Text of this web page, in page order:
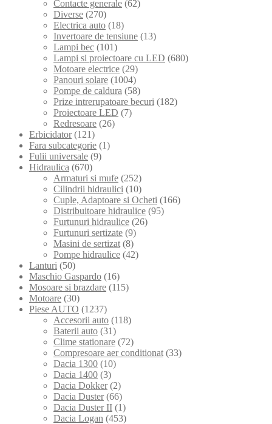
Contacte generale (62)
Diverse (270)
Electrica auto (18)
Invertoare de tensiune (13)
Lampi bec (101)
Lampi si proiectoare cu LED (680)
Motoare electrice (29)
Panouri solare (1004)
Pompe de caldura (58)
Prize intrerupatoare becuri (182)
Proiectoare LED (7)
Redresoare (26)
Erbicidator (121)
Fara subcategorie (1)
Fulii universale (9)
Hidraulica (670)
Armaturi si mufe (252)
Cilindrii hidraulici (10)
Cuple, Adaptoare si Ocheti (166)
Distribuitoare hidraulice (95)
Furtunuri hidraulice (26)
Furtunuri sertizate (9)
Masini de sertizat (8)
Pompe hidraulice (42)
Lanturi (50)
Maschio Gaspardo (16)
Mosoare si brazdare (115)
Motoare (30)
Piese AUTO (1237)
Accesorii auto (118)
Baterii auto (31)
Clime stationare (72)
Compresoare aer conditionat (33)
Dacia 1300 (10)
Dacia 1400 (3)
Dacia Dokker (2)
Dacia Duster (66)
Dacia Duster II (1)
Dacia Logan (453)